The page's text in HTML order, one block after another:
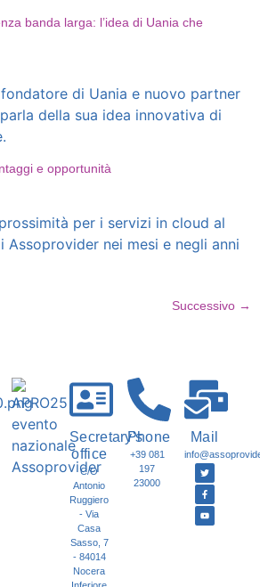
banda larga: l’idea di Uania che
di Uania e nuovo partner
della sua idea innovativa di
e opportunità
per i servizi in cloud al
nei mesi e negli anni
Successivo →
Secretary's
office
C/O
Antonio
Ruggiero
- Via
Casa
Sasso, 7
- 84014
Nocera
Phone
+39 081
197
23000
Mail